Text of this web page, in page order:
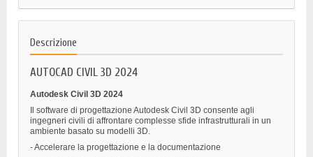
Descrizione
AUTOCAD CIVIL 3D 2024
Autodesk Civil 3D 2024
Il software di progettazione Autodesk Civil 3D consente agli
ingegneri civili di affrontare complesse sfide infrastrutturali in un
ambiente basato su modelli 3D.
- Accelerare la progettazione e la documentazione